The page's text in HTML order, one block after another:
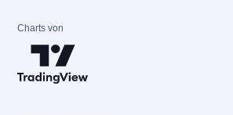
Charts von